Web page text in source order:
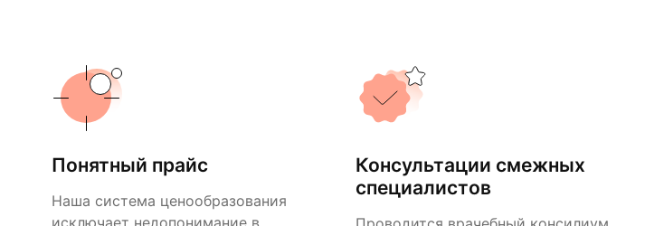
Понятный прайс
Наша система ценообразования
Консультации смежных
специалистов